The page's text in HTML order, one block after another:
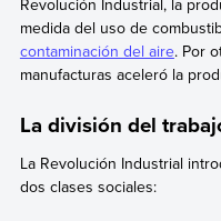
Revolución Industrial, la
medida del uso de
contaminación del aire. Por
manufacturas aceleró la
La división del
La Revolución Industrial
dos clases sociales: